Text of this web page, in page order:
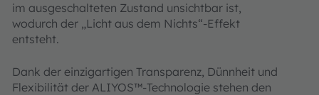
im ausgeschalteten Zustand unsichtbar ist,
wodurch der „Licht aus dem Nichts“-Effekt
entsteht.
Dank der einzigartigen Transparenz, Dünnheit und
Flexibilität der ALIYOS™-Technologie stehen den